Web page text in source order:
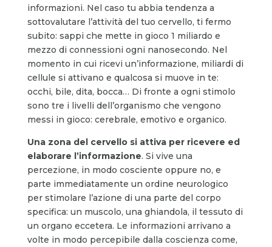
informazioni. Nel caso tu abbia tendenza a
sottovalutare l’attività del tuo cervello, ti fermo
subito: sappi che mette in gioco 1 miliardo e
mezzo di connessioni ogni nanosecondo. Nel
momento in cui ricevi un’informazione, miliardi di
cellule si attivano e qualcosa si muove in te:
occhi, bile, dita, bocca… Di fronte a ogni stimolo
sono tre i livelli dell’organismo che vengono
messi in gioco: cerebrale, emotivo e organico.
Una zona del cervello si attiva per ricevere ed
elaborare l’informazione. Si vive una
percezione, in modo cosciente oppure no, e
parte immediatamente un ordine neurologico
per stimolare l’azione di una parte del corpo
specifica: un muscolo, una ghiandola, il tessuto di
un organo eccetera. Le informazioni arrivano a
volte in modo percepibile dalla coscienza come,